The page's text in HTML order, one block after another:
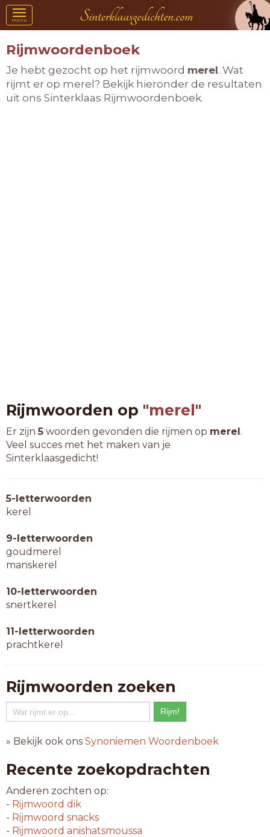
Toggle
navigation
menu
Rijmwoordenboek
Je hebt gezocht op het rijmwoord merel. Wat
rijmt er op merel? Bekijk hieronder de resultaten
uit ons Sinterklaas Rijmwoordenboek.
Rijmwoorden op "merel"
Er zijn5 woorden gevonden die rijmen op merel.
Veel succes met het maken van je
Sinterklaasgedicht!
5-letterwoorden
kerel
9-letterwoorden
goudmerel
manskerel
10-letterwoorden
snertkerel
11-letterwoorden
prachtkerel
Rijmwoorden zoeken
» Bekijk ook ons Synoniemen Woordenboek
Recente zoekopdrachten
Anderen zochten op:
- Rijmwoord dik
- Rijmwoord snacks
- Rijmwoord anishatsmoussa